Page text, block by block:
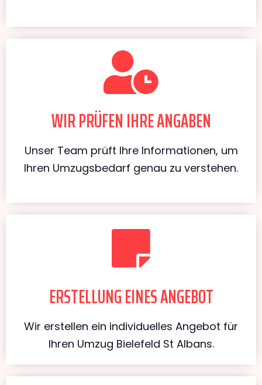
WIR PRÜFEN IHRE ANGABEN
Unser Team prüft Ihre Informationen, um
Ihren Umzugsbedarf genau zu verstehen.
ERSTELLUNG EINES ANGEBOT
Wir erstellen ein individuelles Angebot für
Ihren Umzug Bielefeld St Albans.